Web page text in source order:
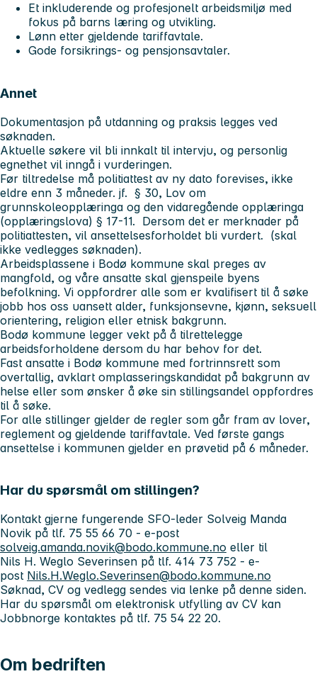
Et inkluderende og profesjonelt arbeidsmiljø med
fokus på barns læring og utvikling.
Lønn etter gjeldende tariffavtale.
Gode forsikrings- og pensjonsavtaler.
Annet
Dokumentasjon på utdanning og praksis legges ved
søknaden.
Aktuelle søkere vil bli innkalt til intervju, og personlig
egnethet vil inngå i vurderingen.
Før tiltredelse må politiattest av ny dato forevises, ikke
eldre enn 3 måneder. jf. § 30, Lov om
grunnskoleopplæringa og den vidaregående opplæringa
(opplæringslova) § 17-11. Dersom det er merknader på
politiattesten, vil ansettelsesforholdet bli vurdert. (skal
ikke vedlegges søknaden).
Arbeidsplassene i Bodø kommune skal preges av
mangfold, og våre ansatte skal gjenspeile byens
befolkning. Vi oppfordrer alle som er kvalifisert til å søke
jobb hos oss uansett alder, funksjonsevne, kjønn, seksuell
orientering, religion eller etnisk bakgrunn.
Bodø kommune legger vekt på å tilrettelegge
arbeidsforholdene dersom du har behov for det.
Fast ansatte i Bodø kommune med fortrinnsrett som
overtallig, avklart omplasseringskandidat på bakgrunn av
helse eller som ønsker å øke sin stillingsandel oppfordres
til å søke.
For alle stillinger gjelder de regler som går fram av lover,
reglement og gjeldende tariffavtale. Ved første gangs
ansettelse i kommunen gjelder en prøvetid på 6 måneder.
Har du spørsmål om stillingen?
Kontakt gjerne fungerende SFO-leder Solveig Manda
Novik på tlf. 75 55 66 70 - e-post
solveig.amanda.novik@bodo.kommune.no eller til
Nils H. Weglo Severinsen på tlf. 414 73 752 - e-
post Nils.H.Weglo.Severinsen@bodo.kommune.no
Søknad, CV og vedlegg sendes via lenke på denne siden.
Har du spørsmål om elektronisk utfylling av CV kan
Jobbnorge kontaktes på tlf. 75 54 22 20.
Om bedriften